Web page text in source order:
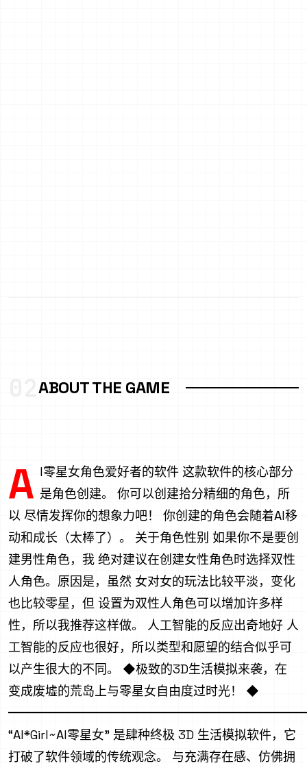
ABOUT THE GAME
A I零星女角色爱好者的软件 这款软件的核心部分
是角色创建。 你可以创建拾分精细的角色，所
以 尽情发挥你的想象力吧！ 你创建的角色会随着AI移
动和成长（太棒了）。 关于角色性别 如果你不是要创
建男性角色，我 绝对建议在创建女性角色时选择双性
人角色。原因是，虽然 女对女的玩法比较平淡，变化
也比较零星，但 设置为双性人角色可以增加许多样
性，所以我推荐这样做。 人工智能的反应出奇地好 人
工智能的反应也很好，所以类型和愿望的结合似乎可
以产生很大的不同。 ◆极致的3D生活模拟来袭，在
变成废墟的荒岛上与零星女自由度过时光！ ◆
“AI*Girl~AI零星女” 是肆种终极 3D 生活模拟软件，它
打破了软件领域的传统观念。 与充满存在感、仿佛拥